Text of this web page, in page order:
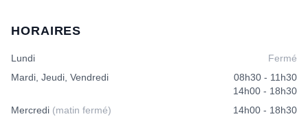
choisies
du
du
produit
HORAIRES
Lundi
Fermé
Mardi, Jeudi, Vendredi
08h30 - 11h30
14h00 - 18h30
Mercredi (matin fermé)
14h00 - 18h30